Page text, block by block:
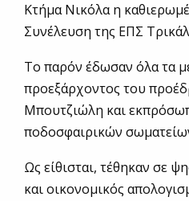
Κτήμα Νικόλα η
Συνέλευση της ΕΠΣ
Το παρόν έδωσαν όλα τα
προεξάρχοντος του
Μπουτζιώλη και
ποδοσφαιρικών
Ως είθισται, τέθηκαν σε
και οικονομικός